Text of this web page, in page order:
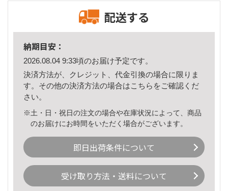
配送する
納期目安：
2026.08.04 9:33頃のお届け予定です。
決済方法が、クレジット、代金引換の場合に限りま
す。その他の決済方法の場合はこちら をご確認くだ
さい。
※土・日・祝日の注文の場合や在庫状況によって、商品
のお届けにお時間をいただく場合がございます。
即日出荷条件について
受け取り方法・送料について